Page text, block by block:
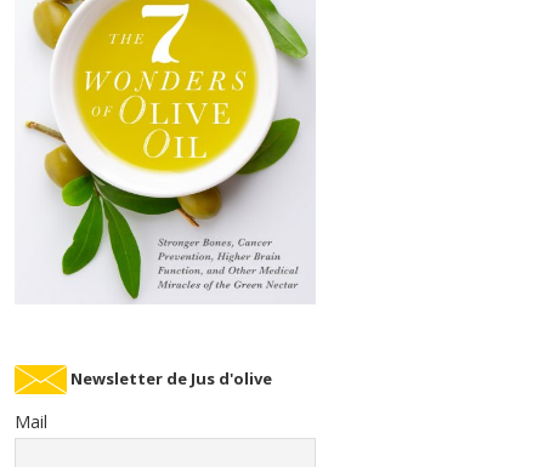
Newsletter de Jus d'olive
Mail